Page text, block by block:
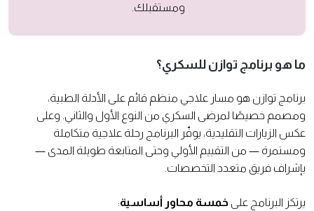
ومستقبلك.
ما هو برنامج توازن للسكري؟
برنامج توازن هو مسار علاجي منظم قائم على الأدلة الطبية،
ومصمم خصيصًا لمرضى السكري من النوع الأول والثاني. وعلى
عكس الزيارات التقليدية، يوفّر البرنامج رحلة علاجية متكاملة
ومستمرة — من التقييم الأولي وحتى المتابعة طويلة المدى —
بإشراف فريق متعدد التخصصات.
يرتكز البرنامج على خمسة محاور أساسية: